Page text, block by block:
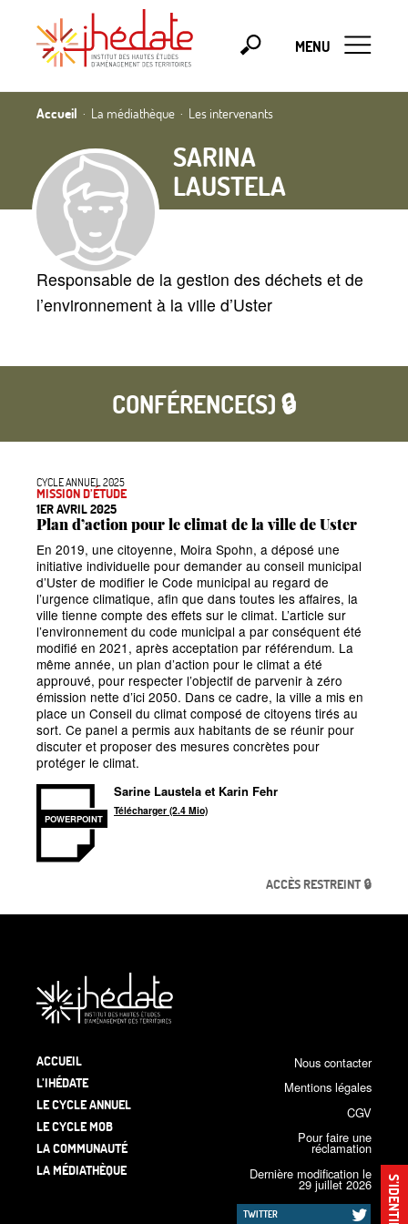
MENU
Accueil La médiathèque Les intervenants
SARINA
LAUSTELA
Responsable de la gestion des déchets et de
l’environnement à la ville d’Uster
CONFÉRENCE(S) 🔒
CYCLE ANNUEL 2025
MISSION D’ÉTUDE
1ER AVRIL 2025
Plan d’action pour le climat de la ville de Uster
En 2019, une citoyenne, Moira Spohn, a déposé une
initiative individuelle pour demander au conseil municipal
d’Uster de modifier le Code municipal au regard de
l’urgence climatique, afin que dans toutes les affaires, la
ville tienne compte des effets sur le climat. L’article sur
l’environnement du code municipal a par conséquent été
modifié en 2021, après acceptation par référendum. La
même année, un plan d’action pour le climat a été
approuvé, pour respecter l’objectif de parvenir à zéro
émission nette d’ici 2050. Dans ce cadre, la ville a mis en
place un Conseil du climat composé de citoyens tirés au
sort. Ce panel a permis aux habitants de se réunir pour
discuter et proposer des mesures concrètes pour
protéger le climat.
POWERPOINT
Sarine Laustela et Karin Fehr
Télécharger (2.4 Mio)
ACCÈS RESTREINT 🔒
ACCUEIL
L’IHÉDATE
LE CYCLE ANNUEL
LE CYCLE MOB
LA COMMUNAUTÉ
LA MÉDIATHÈQUE
Nous contacter
Mentions légales
CGV
Pour faire une
réclamation
Dernière modification le
29 juillet 2026
TWITTER